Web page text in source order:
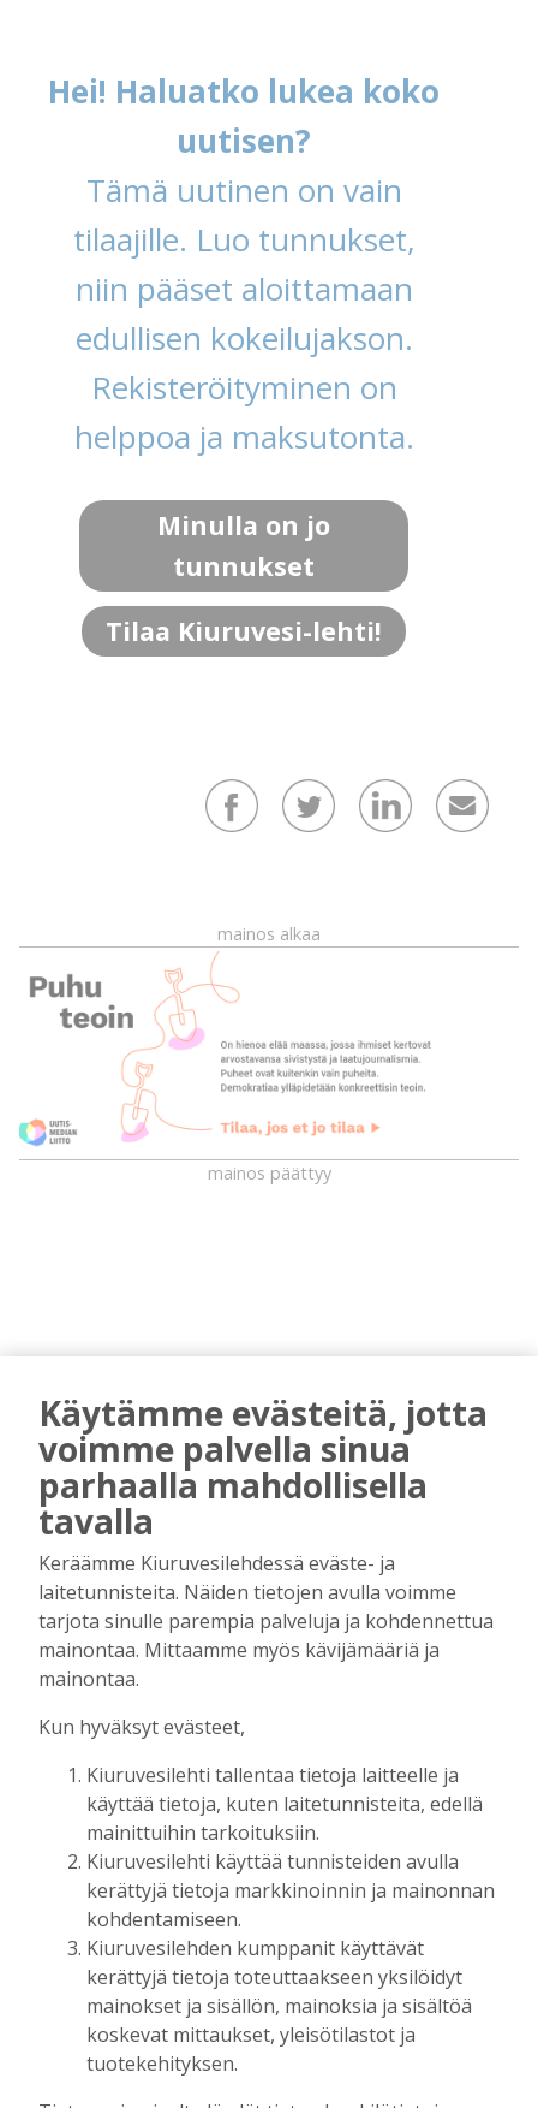
Hei! Haluatko lukea koko
uutisen?
Tämä uutinen on vain
tilaajille. Luo tunnukset,
niin pääset aloittamaan
edullisen kokeilujakson.
Rekisteröityminen on
helppoa ja maksutonta.
Minulla on jo
tunnukset
Tilaa Kiuruvesi-lehti!
mainos alkaa
mainos päättyy
AIEMMIN AIHEESTA
Golftapahtuma tuotti jälleen komeasti
tukea Kiuruveden nuorille – palkittavat
julkaistaan loppuvuodesta
Tilaajille
Aku Laatikainen 7.8.2026 11:33
Kuorevirran urheilukentällä järjestetään
kaikille avoin kävelytapahtuma
Tilaajille
Aku Laatikainen
KiuPan 11-vuotiaille pojille kultaa Kuopio
Cupista ylivoimaisen esityksen jälkeen
Tilaajille
Aku Laatikainen 3.8.2026 10:55
Salla Tompuri juoksi tuplakultaan – Silja
Auvinen ja Enni Pennanen heittivät
keihään joukkuemestareiksi
Tilaajille
Aku Laatikainen 3.8.2026 09:19
Kiuruveden Urheilijat vahvalla
Käytämme evästeitä, jotta
voimme palvella sinua
parhaalla mahdollisella
tavalla
Keräämme Kiuruvesilehdessä eväste- ja
laitetunnisteita. Näiden tietojen avulla voimme
tarjota sinulle parempia palveluja ja kohdennettua
mainontaa. Mittaamme myös kävijämääriä ja
mainontaa.
Kun hyväksyt evästeet,
Kiuruvesilehti tallentaa tietoja laitteelle ja
käyttää tietoja, kuten laitetunnisteita, edellä
mainittuihin tarkoituksiin.
Kiuruvesilehti käyttää tunnisteiden avulla
kerättyjä tietoja markkinoinnin ja mainonnan
kohdentamiseen.
Kiuruvesilehden kumppanit käyttävät
kerättyjä tietoja toteuttaakseen yksilöidyt
mainokset ja sisällön, mainoksia ja sisältöä
koskevat mittaukset, yleisötilastot ja
tuotekehityksen.